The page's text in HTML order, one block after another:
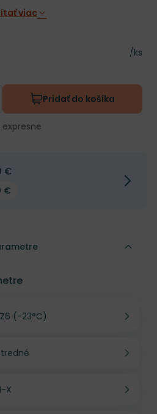
viac
Cena
/ks
Pridať do košíka
€
€
Z6 (-23°C)
X